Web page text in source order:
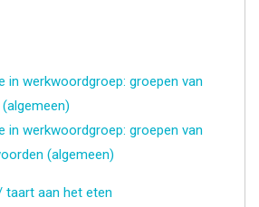
in werkwoordgroep: groepen van
in werkwoordgroep: groepen van
(algemeen)
taart aan het eten